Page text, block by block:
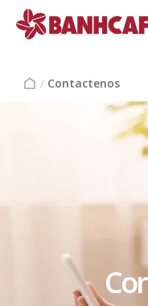
/ Contactenos